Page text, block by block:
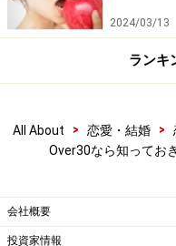
2024/03/13
ランキ
All About > 恋愛・結婚 >
Over30なら知ってお
会社概要
投資家情報